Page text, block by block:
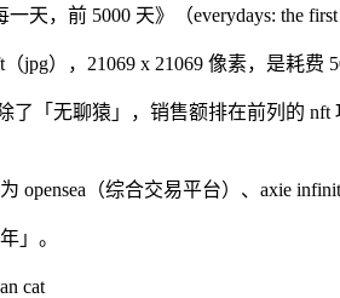
一天，前 5000 天》（everydays: the
jpg），21069 x 21069 像素，是耗费
了「无聊猿」，销售额排在前列的
opensea（综合交易平台）、axie
」。
cat